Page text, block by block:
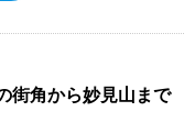
街角から妙見山まで